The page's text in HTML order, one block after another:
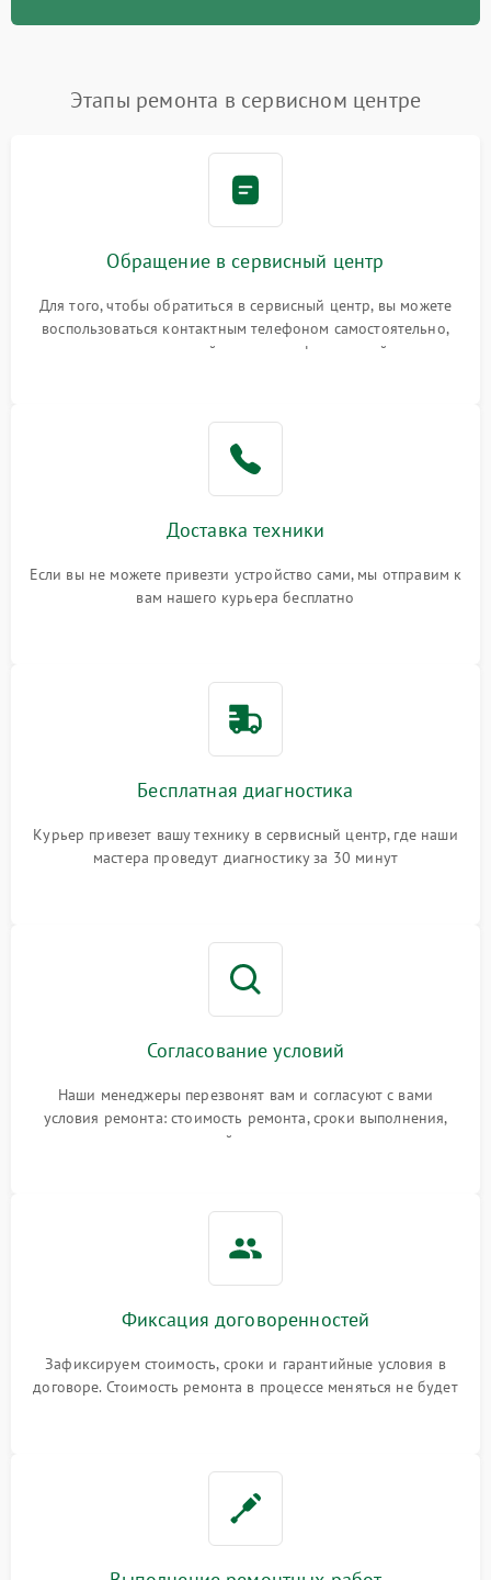
Этапы ремонта в сервисном центре
Обращение в сервисный центр
Для того, чтобы обратиться в сервисный центр, вы можете
воспользоваться контактным телефоном самостоятельно,
или оставить свой номер телефона на сайте
Доставка техники
Если вы не можете привезти устройство сами, мы отправим к
вам нашего курьера бесплатно
Бесплатная диагностика
Курьер привезет вашу технику в сервисный центр, где наши
мастера проведут диагностику за 30 минут
Согласование условий
Наши менеджеры перезвонят вам и согласуют с вами
условия ремонта: стоимость ремонта, сроки выполнения,
гарантийные условия
Фиксация договоренностей
Зафиксируем стоимость, сроки и гарантийные условия в
договоре. Стоимость ремонта в процессе меняться не будет